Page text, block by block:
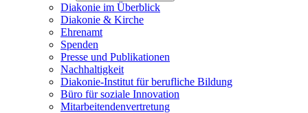
Diakonie im Überblick
Diakonie & Kirche
Ehrenamt
Spenden
Presse und Publikationen
Nachhaltigkeit
Diakonie-Institut für berufliche Bildung
Büro für soziale Innovation
Mitarbeitendenvertretung